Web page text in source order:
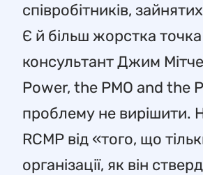
співробітників,
Є й більш жорстка
консультант Джим
Power, the PMO and
проблему не вирішити.
RCMP від «того, що
організації, як він